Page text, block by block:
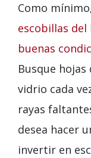
Como
escobillas
buenas
Busque
vidrio cada
rayas
desea hacer
invertir en